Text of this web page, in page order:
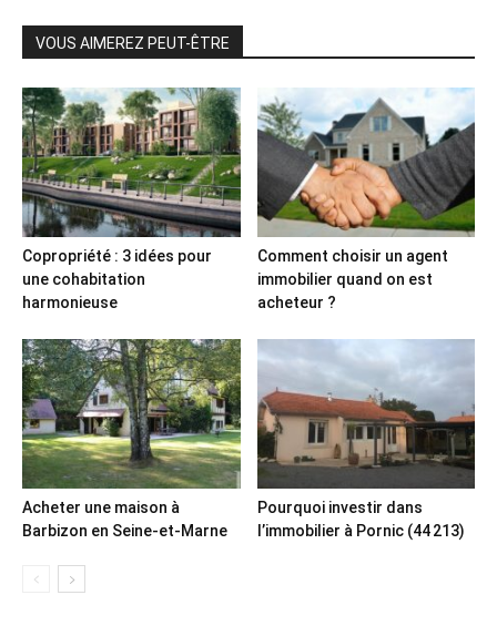
VOUS AIMEREZ PEUT-ÊTRE
Copropriété : 3 idées pour
une cohabitation
harmonieuse
Comment choisir un agent
immobilier quand on est
acheteur ?
Acheter une maison à
Barbizon en Seine-et-Marne
Pourquoi investir dans
l’immobilier à Pornic (44 213)